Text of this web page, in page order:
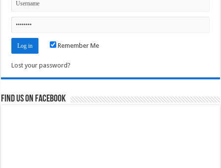
Remember Me
Lost your password?
Find us on Facebook